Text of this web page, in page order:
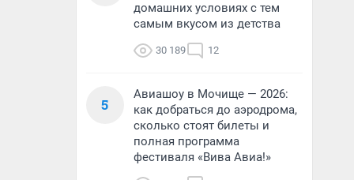
домашних условиях с тем
самым вкусом из детства
30 189 12
5
Авиашоу в Мочище — 2026:
как добраться до аэродрома,
сколько стоят билеты и
полная программа
фестиваля «Вива Авиа!»